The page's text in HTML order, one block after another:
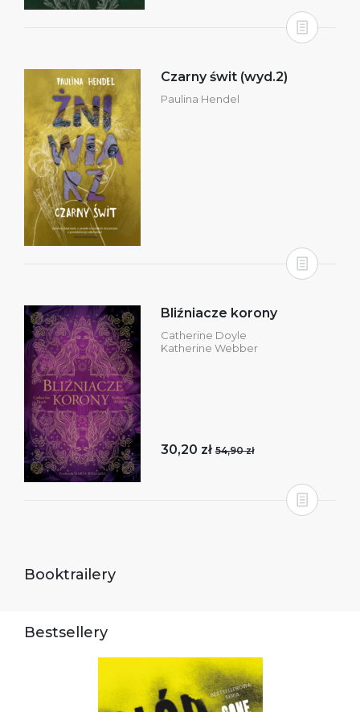
Czarny świt (wyd.2)
Paulina Hendel
Bliźniacze korony
Catherine Doyle
Katherine Webber
30,20 zł 54,90 zł
Booktrailery
Bestsellery